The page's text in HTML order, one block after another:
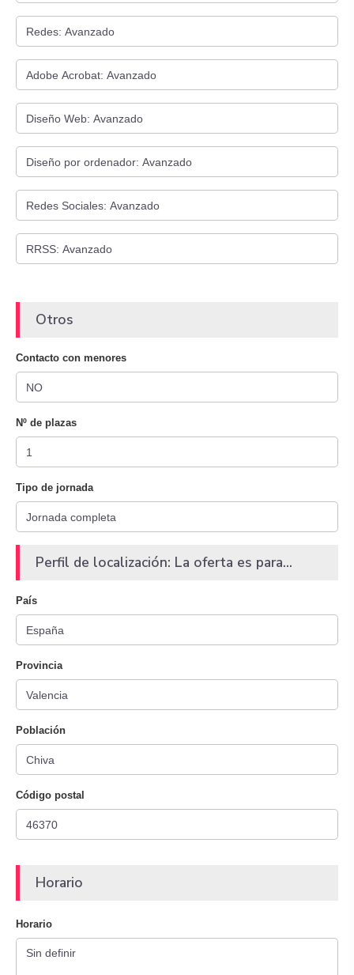
Otros
Contacto con menores
Nº de plazas
Tipo de jornada
Perfil de localización: La oferta es para...
País
Provincia
Población
Código postal
Horario
Horario